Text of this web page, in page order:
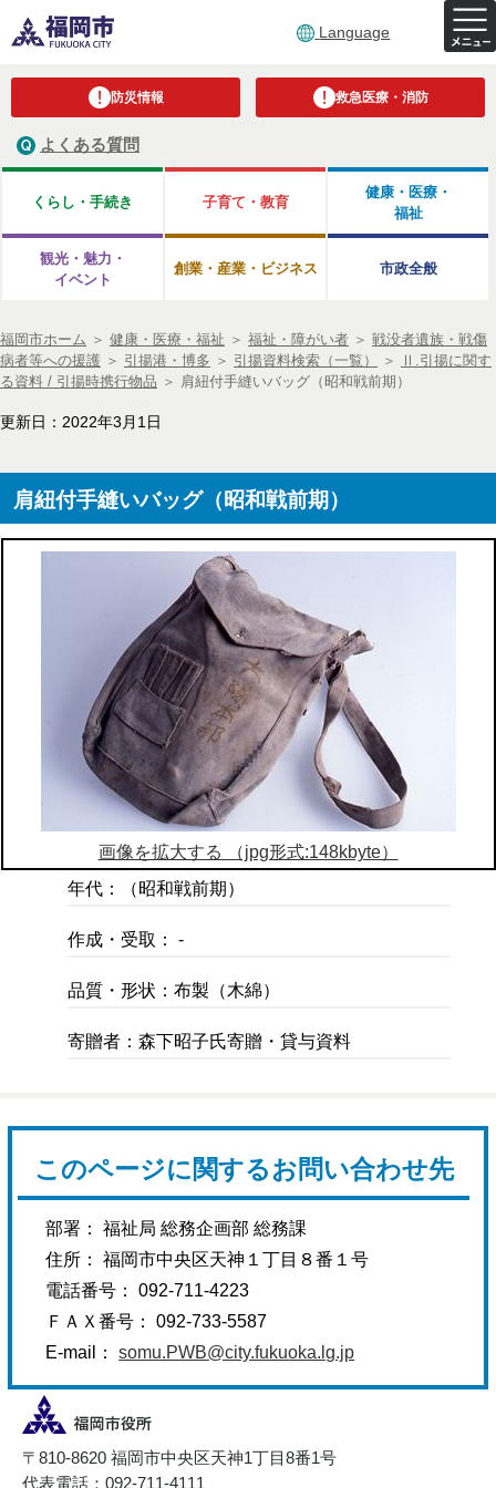
Language
防災情報 救急医療・消防
よくある質問
くらし・手続き 子育て・教育
健康・医療・
福祉
観光・魅力・
イベント
創業・産業・ビジネス 市政全般
福岡市ホーム ＞ 健康・医療・福祉 ＞ 福祉・障がい者 ＞ 戦没者遺族・戦傷
病者等への援護 ＞ 引揚港・博多 ＞ 引揚資料検索（一覧） ＞
Ⅱ.引揚に関す
る資料 / 引揚時携行物品 ＞ 肩紐付手縫いバッグ（昭和戦前期）
更新日：2022年3月1日
肩紐付手縫いバッグ（昭和戦前期）
画像を拡大する （jpg形式:148kbyte）
年代：（昭和戦前期）
作成・受取： -
品質・形状：布製（木綿）
寄贈者：森下昭子氏寄贈・貸与資料
このページに関するお問い合わせ先
部署： 福祉局 総務企画部 総務課
住所： 福岡市中央区天神１丁目８番１号
電話番号： 092-711-4223
ＦＡＸ番号： 092-733-5587
E-mail：somu.PWB@city.fukuoka.lg.jp
〒810-8620 福岡市中央区天神1丁目8番1号
代表電話：092-711-4111